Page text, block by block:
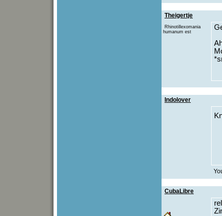
Theigertje
Rhinotillexomania
humanum est
Indolover
CubaLibre